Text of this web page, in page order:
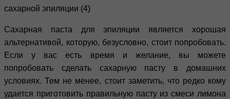
Сахарная паста для эпиляции является хорошая
альтернативой, которую, безусловно, стоит попробовать.
Если у вас есть время и желание, вы можете
попробовать сделать сахарную пасту в домашних
условиях. Тем не менее, стоит заметить, что редко кому
удается приготовить правильную пасту из смеси лимона